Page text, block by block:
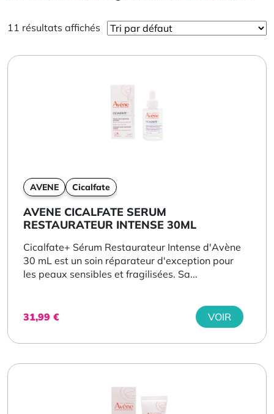
11 résultats affichés
AVENE Cicalfate
AVENE CICALFATE SERUM
RESTAURATEUR INTENSE 30ML
Cicalfate+ Sérum Restaurateur Intense d'Avène
30 mL est un soin réparateur d'exception pour
les peaux sensibles et fragilisées. Sa...
31,99 € VOIR